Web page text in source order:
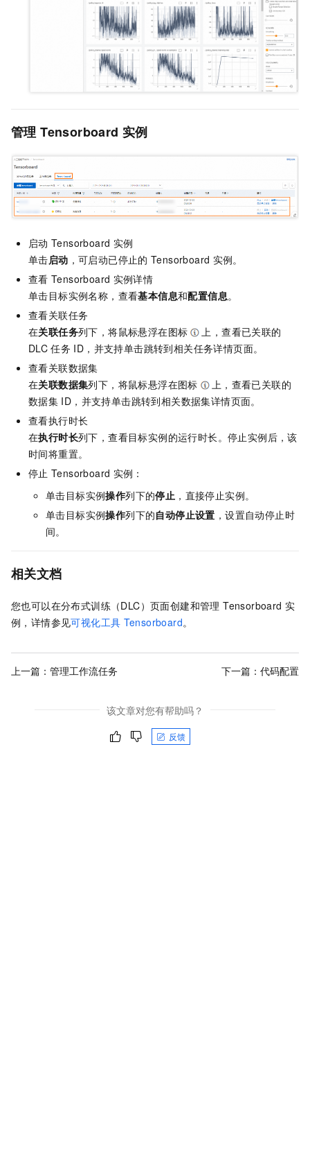
管理 Tensorboard 实例
启动 Tensorboard 实例
单击启动 ，可启动已停止的 Tensorboard 实例。
查看 Tensorboard 实例详情
单击目标实例名称，查看基本信息和配置信息。
查看关联任务
在关联任务列下，将鼠标悬浮在图标
上，查看已关联的
DLC 任务 ID，并支持单击跳转到相关任务详情页面。
查看关联数据集
在关联数据集列下，将鼠标悬浮在图标
上，查看已关联的
数据集 ID，并支持单击跳转到相关数据集详情页面。
查看执行时长
在执行时长列下，查看目标实例的运行时长。停止实例后，该
时间将重置。
停止 Tensorboard 实例：
单击目标实例操作列下的停止 ，直接停止实例。
单击目标实例操作列下的自动停止设置 ，设置自动停止时
间。
相关文档
您也可以在分布式训练（DLC）页面创建和管理 Tensorboard 实
例，详情参见可视化工具 Tensorboard。
上一篇： 管理工作流任务 下一篇： 代码配置
该文章对您有帮助吗？
反馈